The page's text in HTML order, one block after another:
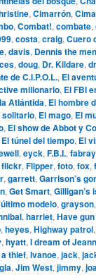
, Cimarrón,
, Combat!, combate,
, costa, craig, Cuero
, davis, Dennis the
, doug, Dr. Kildare,
de C.I.P.O.L., El
millonario, El FBI
Atlántida, El hombre
solitario, El mago, El
, El show de Abbot y
El túnel del tiempo, El
, eyck, F.B.I., fabray
flickr, Flipper, foto, fox,
, garrett, Garrison’s
, Get Smart, Gilligan’s
modelo, grayson,
, harriet, Have
, heyes, Highway patrol,
, hyatt, I dream of
thief, Ivanoe, jack,
, Jim West, jimmy,